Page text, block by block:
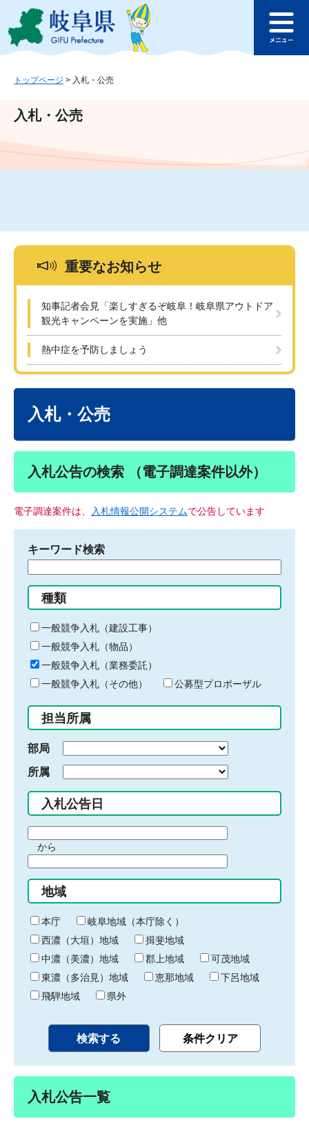
ジ
ュ
文
このページの本文へ
ュ
トップページ > 入札・公売
入札・公売
重要なお知らせ
知事記者会見「楽しすぎるぞ岐阜！岐阜県アウトドア
観光キャンペーンを実施」他
熱中症を予防しましょう
入札・公売
入札公告の検索 （電子調達案件以外）
電子調達案件は、 入札情報公開システムで公告しています
キーワード検索
る
キ
ー
ワ
ー
ド
入
力
種類
一般競争入札（建設工事）
一般競争入札（物品）
一般競争入札（業務委託）
一般競争入札（その他）
公募型プロポーザル
担当所属
部局
所属
入札公告日
間
始
り
から
間
終
わ
り
地域
本庁
岐阜地域（本庁除く）
西濃（大垣）地域
揖斐地域
中濃（美濃）地域
郡上地域
可茂地域
東濃（多治見）地域
恵那地域
下呂地域
飛騨地域
県外
入札公告一覧